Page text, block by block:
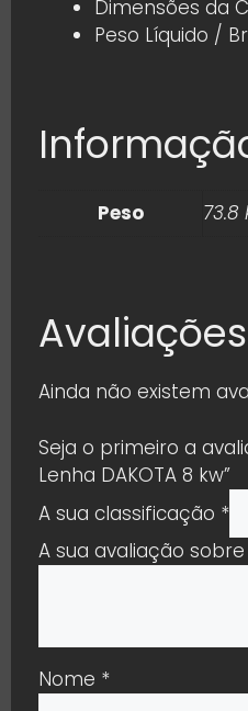
Dimensões da
Peso Líquido /
Peso 73.8
Avaliações
Ainda não existem
Seja o primeiro a
Lenha DAKOTA 8 kw”
A sua classificação *
A sua avaliação
Nome *